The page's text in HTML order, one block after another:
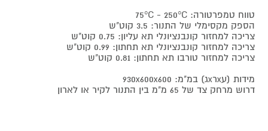
טווח טמפרטורה: 75°C - 250°C
הספק מקסימלי של התנור: 3.5 קוט"ש
צריכה למחזור קונבנציונלי תא עליון: 0.75 קוט"ש
צריכה למחזור קונבנציונלי תא תחתון: 0.99 קוט"ש
צריכה למחזור טורבו תא תחתון: 0.81 קוט"ש
מידות (עxרxג) במ"מ: 930x600x600
דרוש מרחק צד של 65 מ"מ בין התנור לקיר או לארון